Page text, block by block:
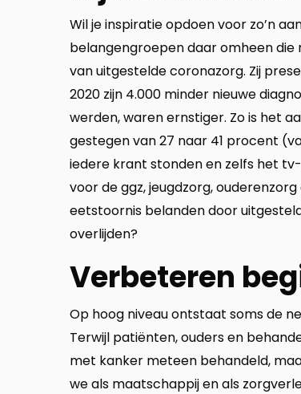
Wil je inspiratie opdoen voor zo’n
belangengroepen daar omheen
van uitgestelde coronazorg. Zij
2020 zijn 4.000 minder nieuwe
werden, waren ernstiger. Zo is het
gestegen van 27 naar 41 procent
iedere krant stonden en zelfs het
voor de ggz, jeugdzorg,
eetstoornis belanden door
overlijden?
Verbeteren
Op hoog niveau ontstaat soms de
Terwijl patiënten, ouders en
met kanker meteen behandeld,
we als maatschappij en als